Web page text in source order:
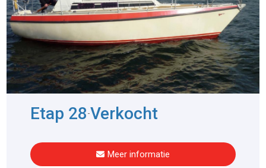
Etap 28-Verkocht
Meer informatie